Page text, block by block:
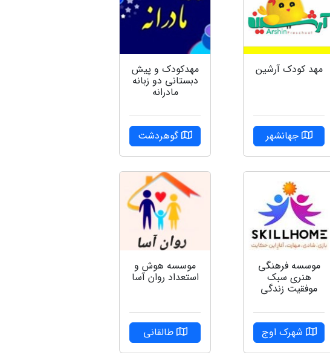
مهد کودک آرشین
جهانشهر
مهدکودک و پیش
دبستانی دو زبانه
مادرانه
گوهردشت
موسسه فرهنگی
هنری سبک
موفقیت زندگی
شهرک اوج
موسسه هوش و
استعداد روان آسا
طالقانی